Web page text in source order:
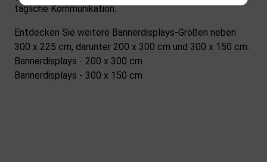
tägliche Kommunikation.
Entdecken Sie weitere Bannerdisplays-Größen neben
300 x 225 cm, darunter 200 x 300 cm und 300 x 150 cm.
Bannerdisplays - 200 x 300 cm
Bannerdisplays - 300 x 150 cm